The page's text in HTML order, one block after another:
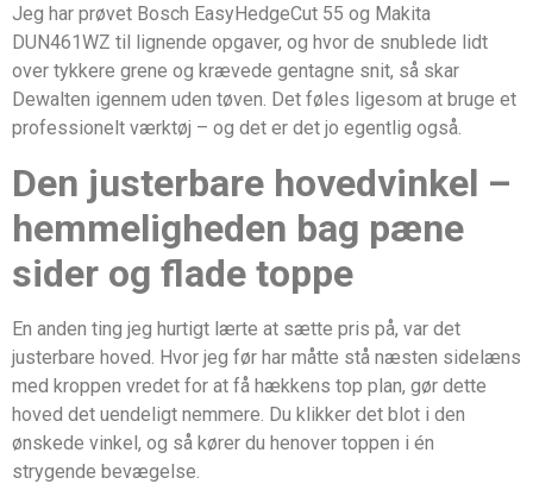
Jeg har prøvet Bosch EasyHedgeCut 55 og Makita
DUN461WZ til lignende opgaver, og hvor de snublede lidt
over tykkere grene og krævede gentagne snit, så skar
Dewalten igennem uden tøven. Det føles ligesom at bruge et
professionelt værktøj – og det er det jo egentlig også.
Den justerbare hovedvinkel –
hemmeligheden bag pæne
sider og flade toppe
En anden ting jeg hurtigt lærte at sætte pris på, var det
justerbare hoved. Hvor jeg før har måtte stå næsten sidelæns
med kroppen vredet for at få hækkens top plan, gør dette
hoved det uendeligt nemmere. Du klikker det blot i den
ønskede vinkel, og så kører du henover toppen i én
strygende bevægelse.